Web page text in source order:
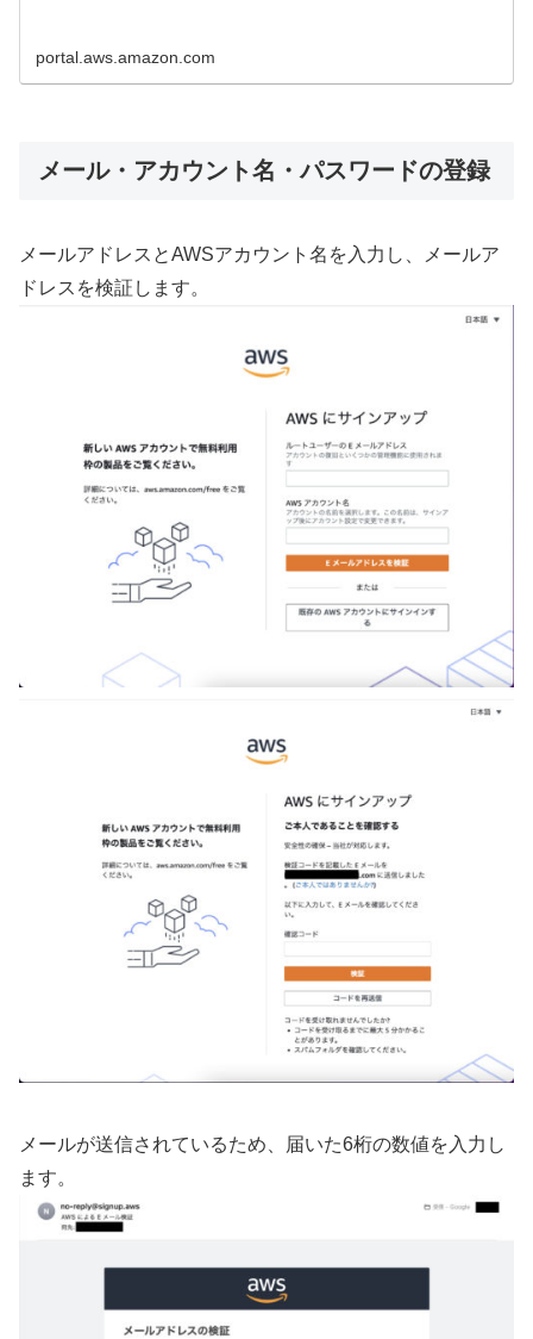
portal.aws.amazon.com
メール・アカウント名・パスワードの登録
メールアドレスとAWSアカウント名を入力し、メールア
ドレスを検証します。
メールが送信されているため、届いた6桁の数値を入力し
ます。